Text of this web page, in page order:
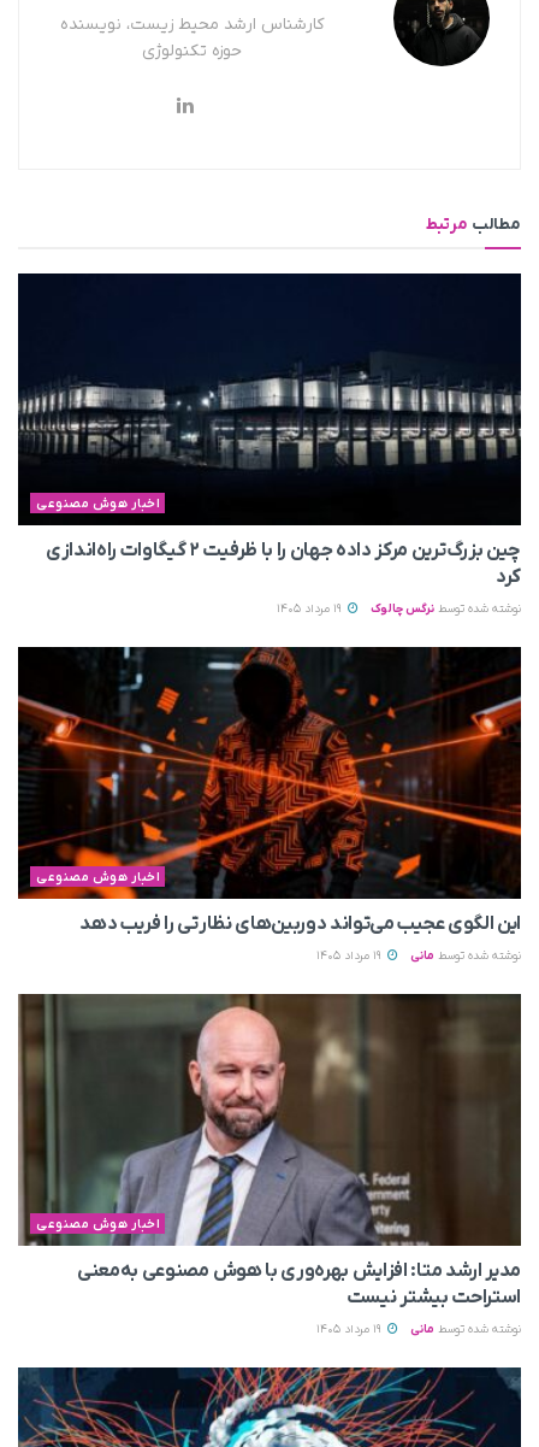
کارشناس ارشد محیط زیست، نویسنده
حوزه تکنولوژی
مطالب مرتبط
اخبار هوش مصنوعی
چین بزرگ‌ترین مرکز داده جهان را با ظرفیت ۲ گیگاوات راه‌اندازی
کرد
نوشته شده توسط نرگس چالوک
اخبار هوش مصنوعی
این الگوی عجیب می‌تواند دوربین‌های نظارتی را فریب دهد
نوشته شده توسط مانی
اخبار هوش مصنوعی
مدیر ارشد متا: افزایش بهره‌وری با هوش مصنوعی به‌معنی
استراحت بیشتر نیست
نوشته شده توسط مانی